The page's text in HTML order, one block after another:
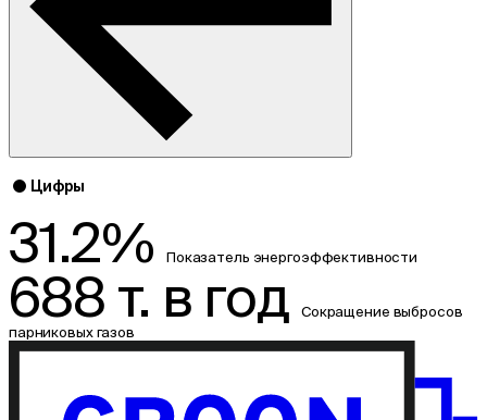
Цифры
31.2% Показатель энергоэффективности
688 т. в год
Сокращение выбросов
парниковых газов